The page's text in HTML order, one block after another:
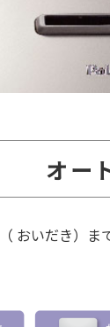
オー
おいだき）ま